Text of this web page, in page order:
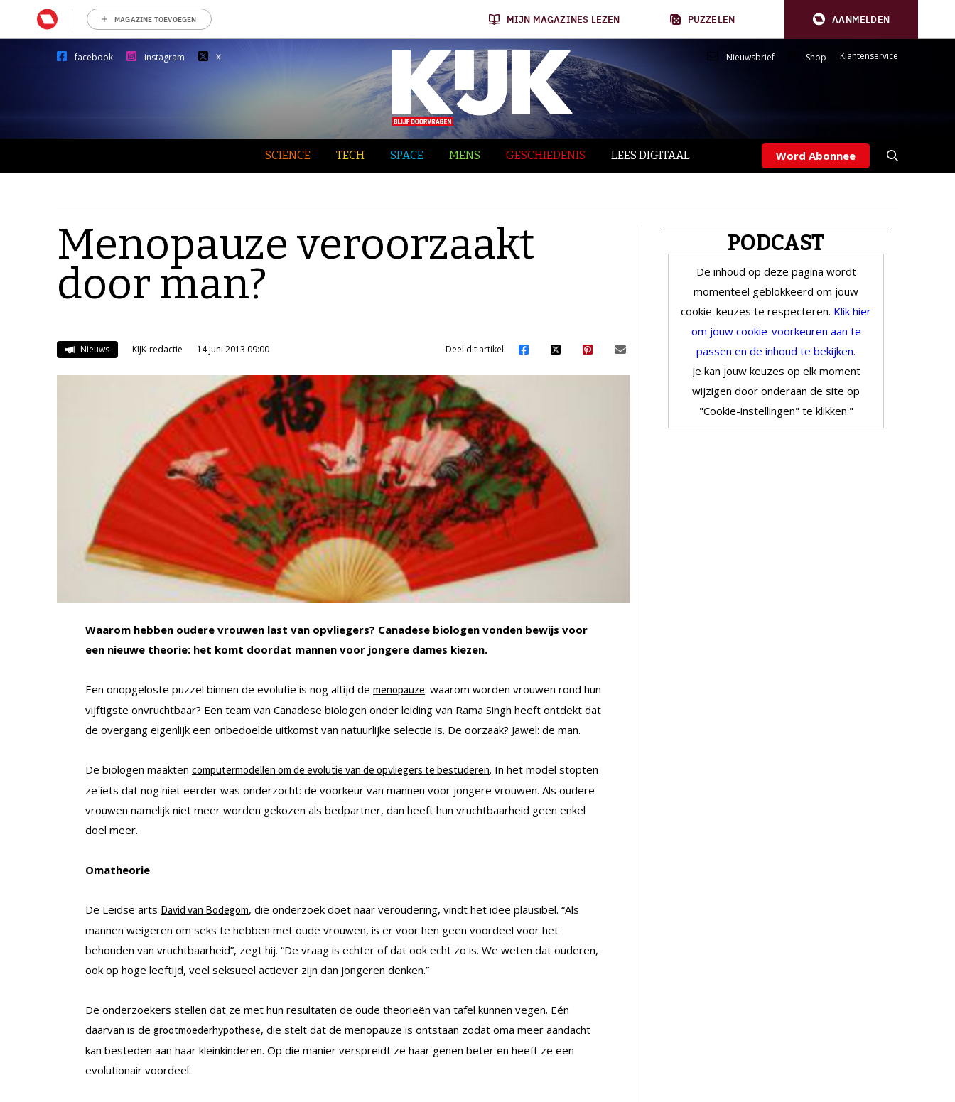
MAGAZINE TOEVOEGEN MIJN MAGAZINES LEZEN PUZZELEN AANMELDEN
facebook instagram X Nieuwsbrief Shop Klantenservice
SCIENCE TECH SPACE MENS GESCHIEDENIS LEES DIGITAAL Word Abonnee
Menopauze veroorzaakt
door man?
Nieuws KIJK-redactie 14 juni 2013 09:00 Deel dit artikel:
Waarom hebben oudere vrouwen last van opvliegers? Canadese biologen vonden bewijs voor
een nieuwe theorie: het komt doordat mannen voor jongere dames kiezen.
Een onopgeloste puzzel binnen de evolutie is nog altijd de menopauze: waarom worden vrouwen rond hun
vijftigste onvruchtbaar? Een team van Canadese biologen onder leiding van Rama Singh heeft ontdekt dat
de overgang eigenlijk een onbedoelde uitkomst van natuurlijke selectie is. De oorzaak? Jawel: de man.
De biologen maakten computermodellen om de evolutie van de opvliegers te bestuderen. In het model stopten
ze iets dat nog niet eerder was onderzocht: de voorkeur van mannen voor jongere vrouwen. Als oudere
vrouwen namelijk niet meer worden gekozen als bedpartner, dan heeft hun vruchtbaarheid geen enkel
doel meer.
Omatheorie
De Leidse arts David van Bodegom, die onderzoek doet naar veroudering, vindt het idee plausibel. “Als
mannen weigeren om seks te hebben met oude vrouwen, is er voor hen geen voordeel voor het
behouden van vruchtbaarheid”, zegt hij. “De vraag is echter of dat ook echt zo is. We weten dat ouderen,
ook op hoge leeftijd, veel seksueel actiever zijn dan jongeren denken.”
De onderzoekers stellen dat ze met hun resultaten de oude theorieën van tafel kunnen vegen. Eén
daarvan is de grootmoederhypothese, die stelt dat de menopauze is ontstaan zodat oma meer aandacht
kan besteden aan haar kleinkinderen. Op die manier verspreidt ze haar genen beter en heeft ze een
evolutionair voordeel.
PODCAST
De inhoud op deze pagina wordt
momenteel geblokkeerd om jouw
cookie-keuzes te respecteren. Klik hier
om jouw cookie-voorkeuren aan te
passen en de inhoud te bekijken.
Je kan jouw keuzes op elk moment
wijzigen door onderaan de site op
"Cookie-instellingen" te klikken."